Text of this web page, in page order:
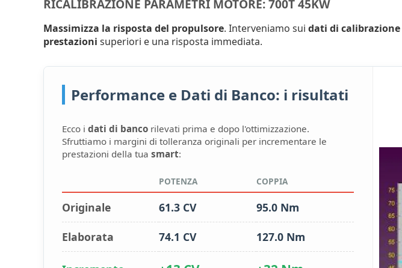
RICALIBRAZIONE PARAMETRI MOTORE: 700T 45KW
Massimizza la risposta del propulsore. Interveniamo sui dati di calibrazione
prestazioni superiori e una risposta immediata.
Performance e Dati di Banco: i risultati
Ecco i dati di banco rilevati prima e dopo l'ottimizzazione.
Sfruttiamo i margini di tolleranza originali per incrementare le
prestazioni della tua smart:
POTENZA COPPIA
Originale 61.3 CV 95.0 Nm
Elaborata 74.1 CV 127.0 Nm